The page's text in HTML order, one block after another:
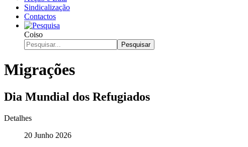
Sindicalização
Contactos
Coiso
Pesquisar
Migrações
Dia Mundial dos Refugiados
Detalhes
20 Junho 2026